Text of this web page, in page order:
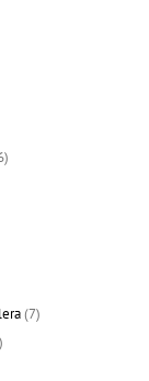
6
productos
77
productos
107
productos